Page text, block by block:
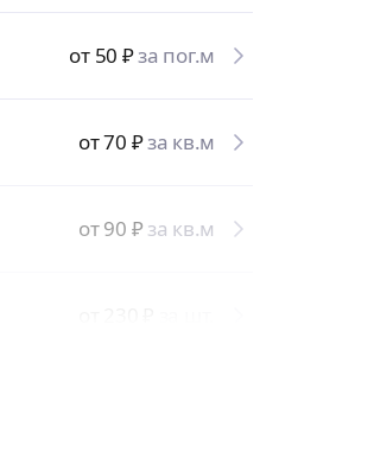
от 50 ₽за пог.м
от 70 ₽за кв.м
от 90 ₽ за кв.м